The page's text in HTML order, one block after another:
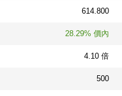
614.800
28.29% 價內
4.10 倍
500